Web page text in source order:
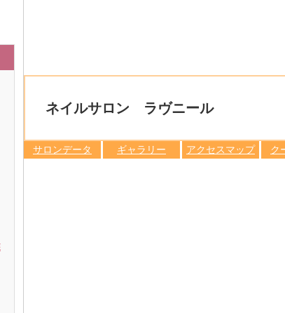
ネイルサロン ラヴニール
サロンデータ ギャラリー アクセスマップ ク